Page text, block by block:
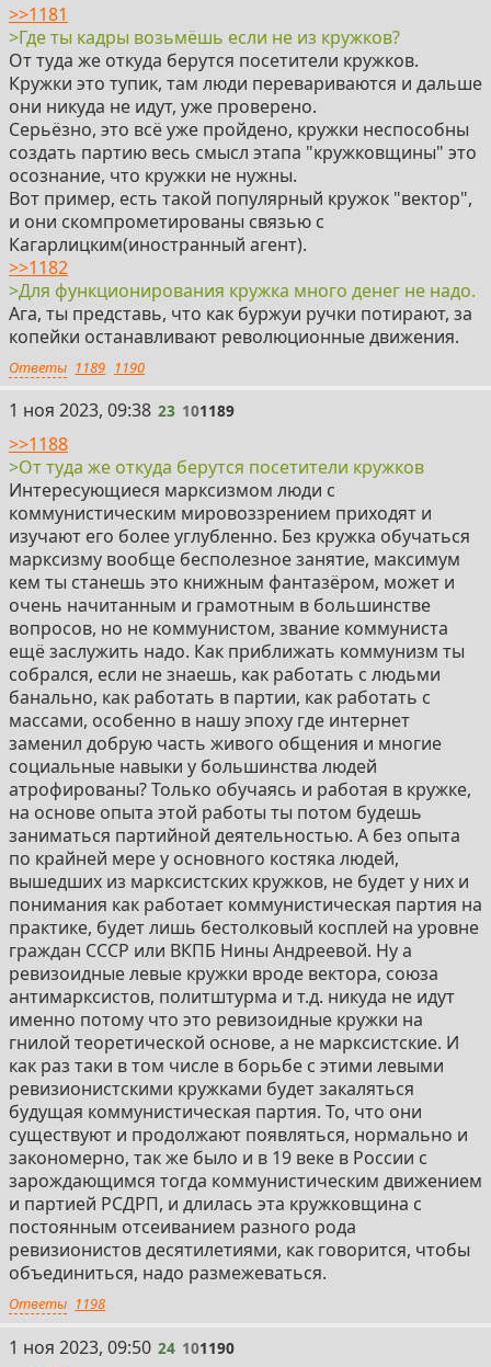
>>1181
>Где ты кадры возьмёшь если не из кружков?
От туда же откуда берутся посетители кружков.
Кружки это тупик, там люди перевариваются и дальше
они никуда не идут, уже проверено.
Серьёзно, это всё уже пройдено, кружки неспособны
создать партию весь смысл этапа "кружковщины" это
осознание, что кружки не нужны.
Вот пример, есть такой популярный кружок "вектор",
и они скомпрометированы связью с
Кагарлицким(иностранный агент).
>>1182
>Для функционирования кружка много денег не надо.
Ага, ты представь, что как буржуи ручки потирают, за
копейки останавливают революционные движения.
Ответы 1189 1190
23
1 ноя 2023, 09:38 23 101189
>>1188
>От туда же откуда берутся посетители кружков
Интересующиеся марксизмом люди с
коммунистическим мировоззрением приходят и
изучают его более углубленно. Без кружка обучаться
марксизму вообще бесполезное занятие, максимум
кем ты станешь это книжным фантазёром, может и
очень начитанным и грамотным в большинстве
вопросов, но не коммунистом, звание коммуниста
ещё заслужить надо. Как приближать коммунизм ты
собрался, если не знаешь, как работать с людьми
банально, как работать в партии, как работать с
массами, особенно в нашу эпоху где интернет
заменил добрую часть живого общения и многие
социальные навыки у большинства людей
атрофированы? Только обучаясь и работая в кружке,
на основе опыта этой работы ты потом будешь
заниматься партийной деятельностью. А без опыта
по крайней мере у основного костяка людей,
вышедших из марксистских кружков, не будет у них и
понимания как работает коммунистическая партия на
практике, будет лишь бестолковый косплей на уровне
граждан СССР или ВКПБ Нины Андреевой. Ну а
ревизоидные левые кружки вроде вектора, союза
антимарксистов, политштурма и т.д. никуда не идут
именно потому что это ревизоидные кружки на
гнилой теоретической основе, а не марксистские. И
как раз таки в том числе в борьбе с этими левыми
ревизионистскими кружками будет закаляться
будущая коммунистическая партия. То, что они
существуют и продолжают появляться, нормально и
закономерно, так же было и в 19 веке в России с
зарождающимся тогда коммунистическим движением
и партией РСДРП, и длилась эта кружковщина с
постоянным отсеиванием разного рода
ревизионистов десятилетиями, как говорится, чтобы
объединиться, надо размежеваться.
Ответы 1198
24
1 ноя 2023, 09:50 24 101190